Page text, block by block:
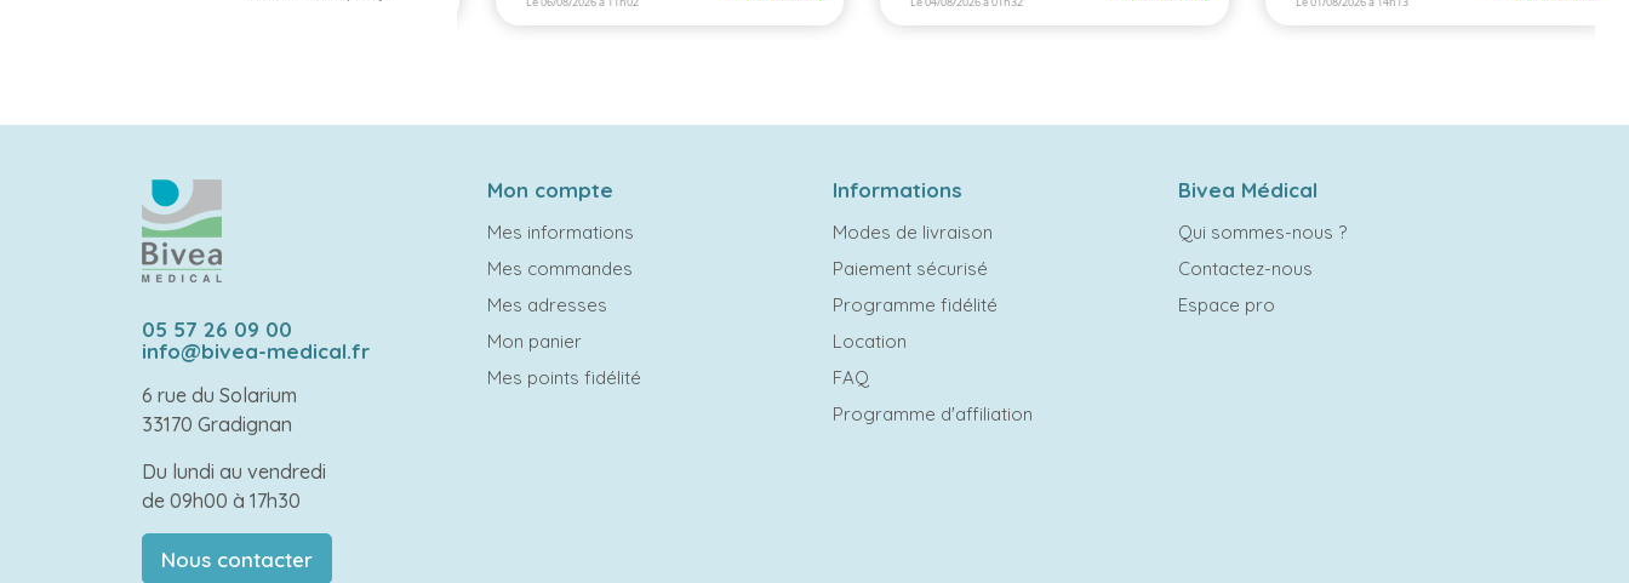
05 57 26 09 00
info@bivea-medical.fr
6 rue du Solarium
33170 Gradignan
Du lundi au vendredi
de 09h00 à 17h30
Nous contacter
Mon compte
Mes informations
Mes commandes
Mes adresses
Mon panier
Mes points fidélité
Informations
Modes de livraison
Paiement sécurisé
Programme fidélité
Location
FAQ
Programme d'affiliation
Bivea Médical
Qui sommes-nous ?
Contactez-nous
Espace pro